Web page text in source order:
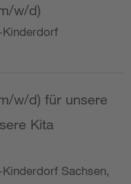
w/d)
Kinderdorf
w/d) für unsere
Kita
Sachsen,